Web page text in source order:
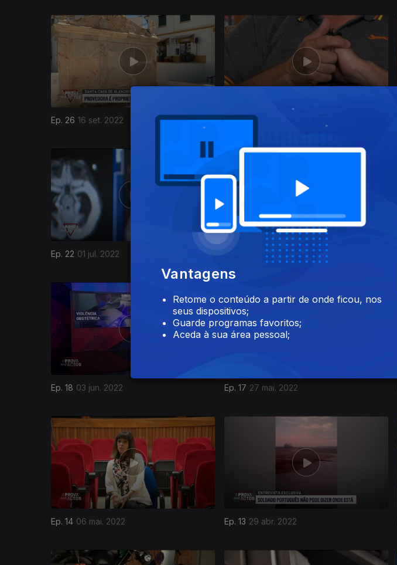
Ep. 26 16 set. 2022 Ep. 25 09 set. 2022
630020
Ep. 22 01 jul. 2022 24 jun. 2022
Ep. 18 03 jun. 2022 Ep. 17 27 mai. 2022
Ep. 14 06 mai. 2022 Ep. 13 29 abr. 2022
609944
Vantagens
Retome o conteúdo a partir de onde ficou, nos
seus dispositivos;
Guarde programas favoritos;
Aceda à sua área pessoal;